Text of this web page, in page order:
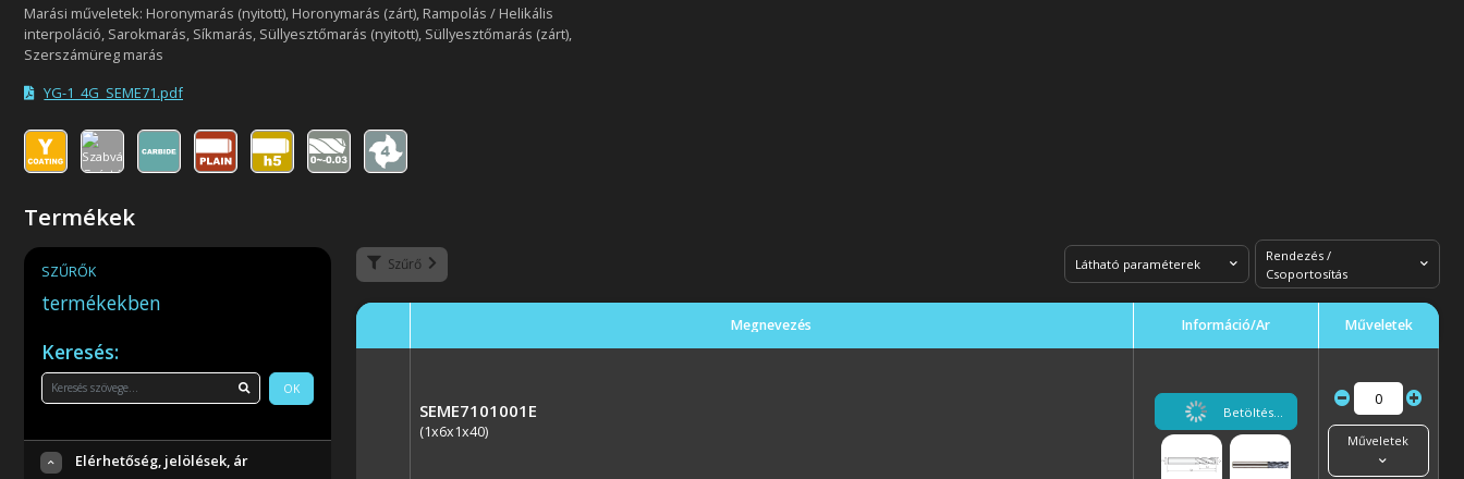
Marási műveletek: Horonymarás (nyitott), Horonymarás (zárt), Rampolás / Helikális
interpoláció, Sarokmarás, Síkmarás, Süllyesztőmarás (nyitott), Süllyesztőmarás (zárt),
Szerszámüreg marás
YG-1_4G_SEME71.pdf
Termékek
SZŰRŐK
termékekben
Keresés:
OK
Elérhetőség, jelölések, ár
Szűrő Látható paraméterek
Rendezés /
Csoportosítás
Megnevezés Információ/Ár Műveletek
SEME7101001E
(1x6x1x40)
Betöltés...
Műveletek